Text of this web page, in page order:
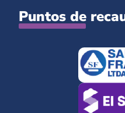
Puntos de